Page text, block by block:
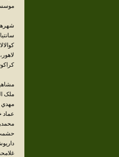
ملک
مهدي
عماد